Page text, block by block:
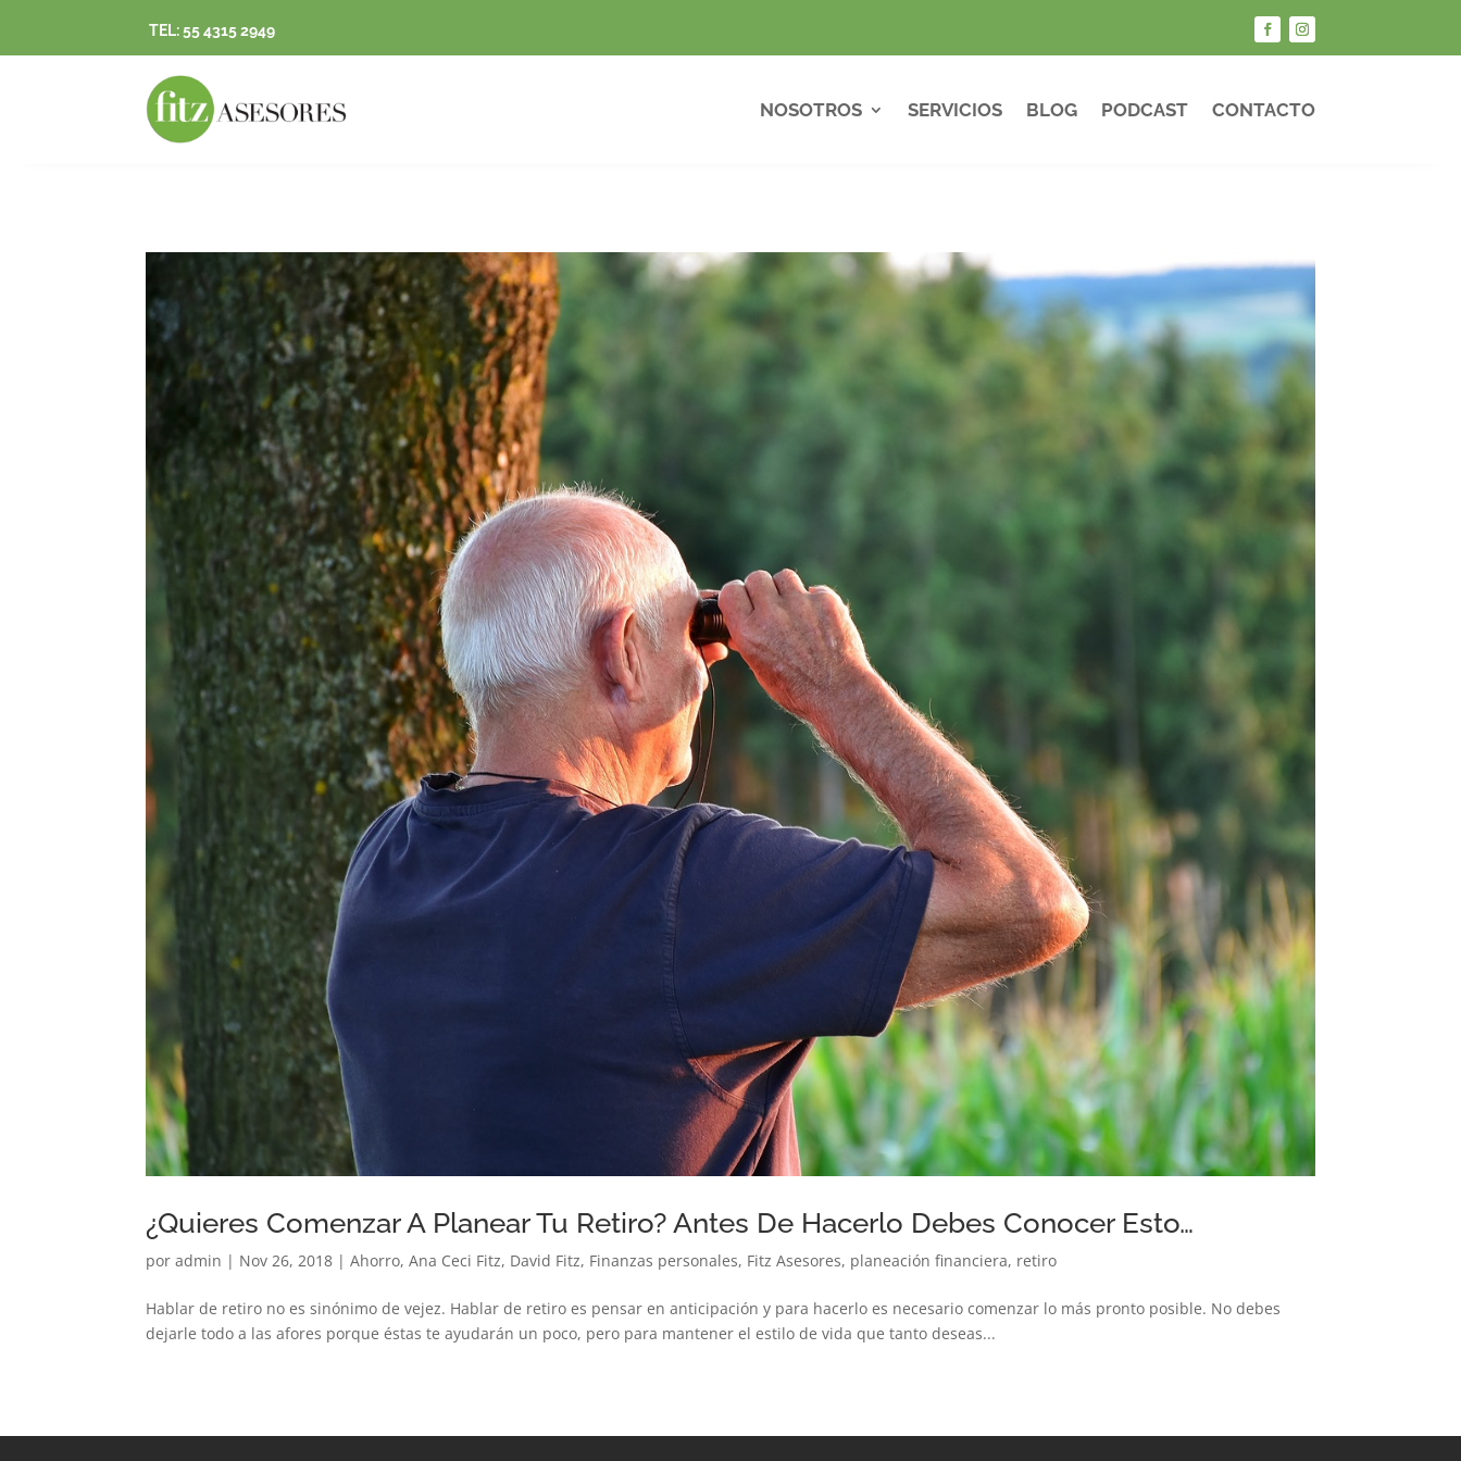
TEL: 55 4315 2949
NOSOTROS SERVICIOS BLOG PODCAST CONTACTO
¿Quieres Comenzar A Planear Tu Retiro? Antes De Hacerlo Debes Conocer Esto…
poradmin | Nov 26, 2018 |Ahorro,Ana Ceci Fitz, David Fitz, Finanzas personales, Fitz Asesores, planeación financiera, retiro
Hablar de retiro no es sinónimo de vejez. Hablar de retiro es pensar en anticipación y para hacerlo es necesario comenzar lo más pronto posible. No debes
dejarle todo a las afores porque éstas te ayudarán un poco, pero para mantener el estilo de vida que tanto deseas...